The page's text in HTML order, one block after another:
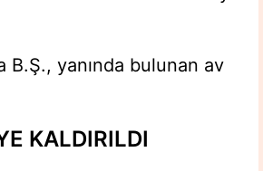
B.Ş., yanında bulunan av
KALDIRILDI